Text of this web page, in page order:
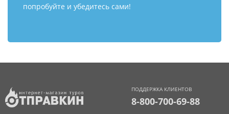
попробуйте и убедитесь сами!
ПОДДЕРЖКА КЛИЕНТОВ
8-800-700-69-88